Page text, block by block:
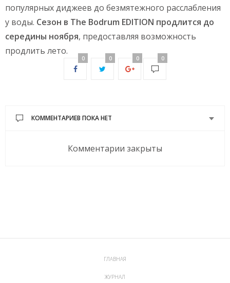
популярных диджеев до безмятежного расслабления
у воды. Сезон в The Bodrum EDITION продлится до
середины ноября, предоставляя возможность
продлить лето.
0 0 0 0
КОММЕНТАРИЕВ ПОКА НЕТ
Комментарии закрыты
ГЛАВНАЯ
ЖУРНАЛ